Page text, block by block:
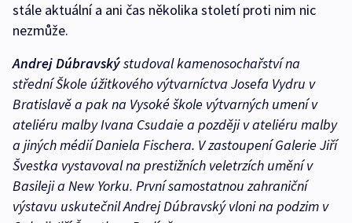
stále aktuální a ani čas několika století proti nim nic
nezmůže.
Andrej Dúbravskýstudoval kamenosochařství na
střední Škole úžitkového výtvarníctva Josefa Vydru v
Bratislavě a pak na Vysoké škole výtvarných umení v
ateliéru malby Ivana Csudaie a později v ateliéru malby
a jiných médií Daniela Fischera. V zastoupení Galerie Jiří
Švestka vystavoval na prestižních veletrzích umění v
Basileji a New Yorku. První samostatnou zahraniční
výstavu uskutečnil Andrej Dúbravský vloni na podzim v